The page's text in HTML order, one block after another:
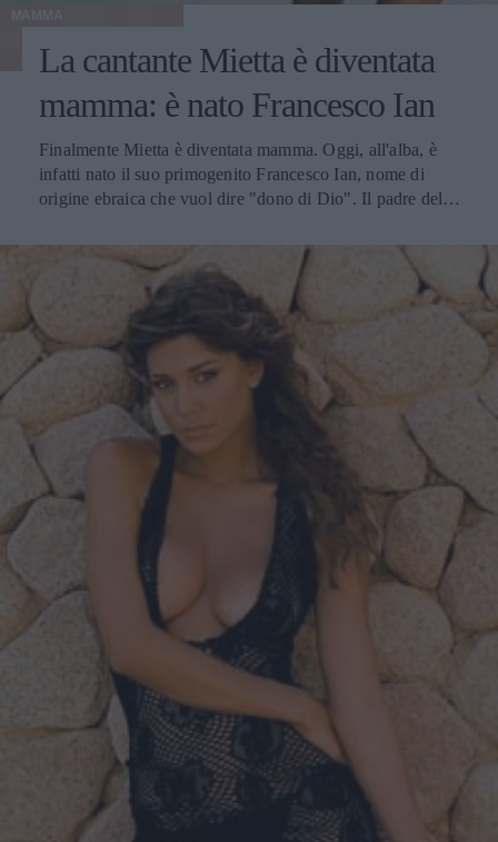
La cantante Mietta è diventata
mamma: è nato Francesco Ian
Finalmente Mietta è diventata mamma. Oggi, all'alba, è
infatti nato il suo primogenito Francesco Ian, nome di
origine ebraica che vuol dire "dono di Dio". Il padre del
legata da circa un anno e mezzo. Come ci informa il
TgCom, il parto, naturale, è avvenuto a Milano, città dove
Daniela Miglietta risiede nonostante le sue origini
tarantine. L'interprete di "Vattene amore" è diventata
mamma a quarantuno anni, una scelta comune ad altre
note VIP italiane che a breve metteranno al mondo i loro
piccoli, come la trentottenne Anna Falchi. Dopo alcune
relazioni fallite, come quella con un collaboratore della sua
band e quella, che forse non tutti ricordano, con l'attore
Brando Giorgi, la cantante sembra aver ritrovato la serenità
accanto a Davide, che non appartiene al mondo della
scriver cose sugli uomini domandandomi dove attingere.
Domanda retorica, è stato facilissimo, le prime 40 pagine
sono venute giù come acqua di fonte: bastava pensare a
me, alle mie amiche, alle donne della mia famiglia (...) Il
problema siamo noi mamme, è nostra responsabilità
educare i nostri tesorini. Poi quando ho conosciuto
Davide, dolce e premuroso, la mia rabbia si è arenata:
allora Dio esiste, mi sono detta. A breve Mietta darà alla
luce, si fa per dire, anche il suo nuovo album, la cui uscita
è prevista tra ottobre e novembre. A quanto rivela la neo-
mamma si tratta di un lavoro molto autobiografico, nato
dopo la rottura con il suo ex compagno. È quasi finito,
dovrebbe uscire fra ottobre e novembre: quella del CD è